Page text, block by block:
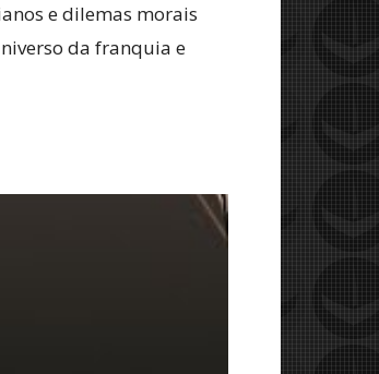
e dilemas morais
da franquia e